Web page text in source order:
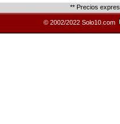
** Precios
© 2002/2022 Solo10.com